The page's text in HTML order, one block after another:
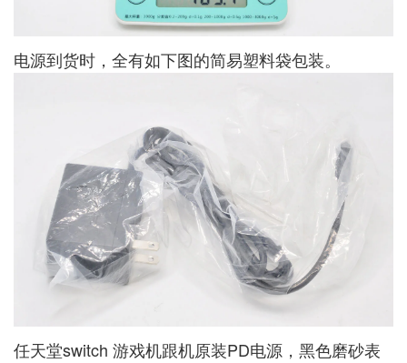
电源到货时，全有如下图的简易塑料袋包装。
任天堂switch 游戏机跟机原装PD电源，黑色磨砂表